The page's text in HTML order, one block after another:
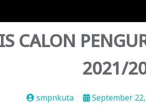
CALON
2021/
smpnkuta September